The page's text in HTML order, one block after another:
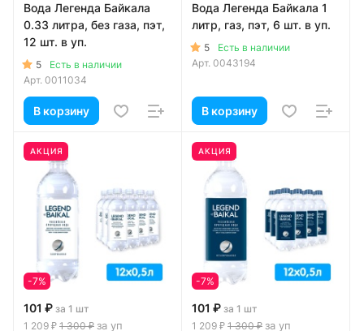
Вода Легенда Байкала
0.33 литра, без газа, пэт,
12 шт. в уп.
5
Есть в наличии
Арт. 0011034
В корзину
Вода Легенда Байкала 1
литр, газ, пэт, 6 шт. в уп.
5
Есть в наличии
Арт. 0043194
В корзину
АКЦИЯ
-7%
101 ₽ за 1 шт
1 209 ₽ 1 300 ₽ за уп
АКЦИЯ
-7%
101 ₽ за 1 шт
1 209 ₽ 1 300 ₽ за уп